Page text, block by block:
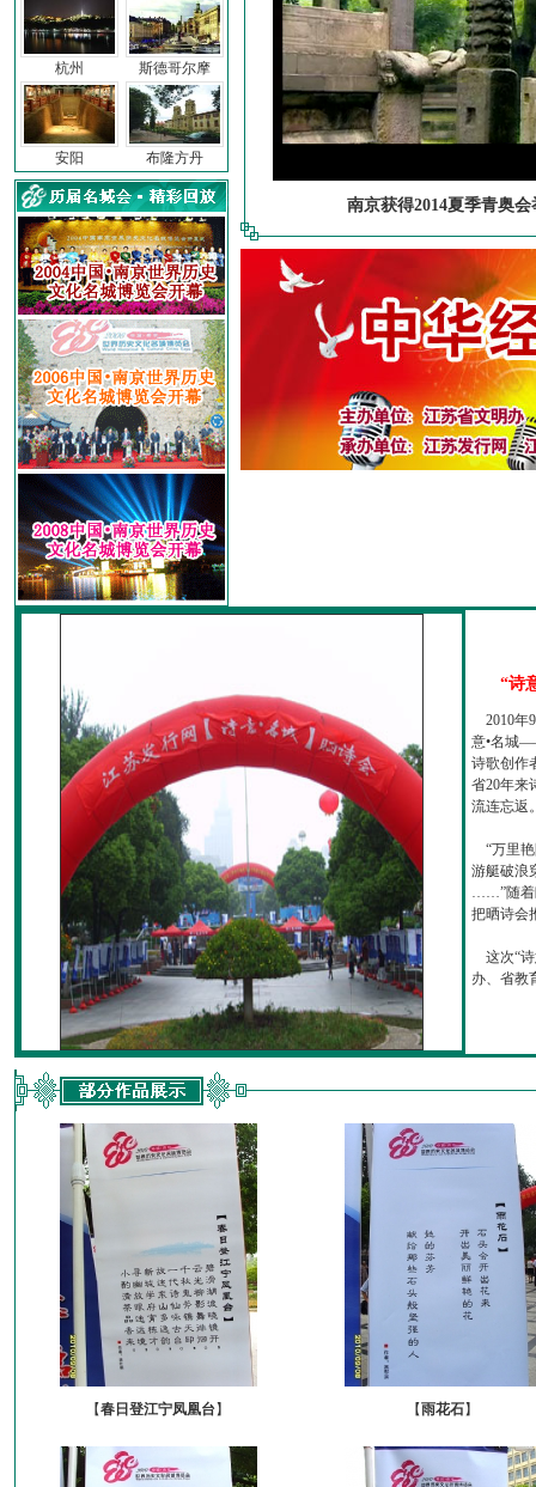
杭州
安阳
斯德哥尔摩
布隆方丹
南京获得2014夏季青奥会
“诗
2010年
意•名城
诗歌创作
省20年来
流连忘返
“万里艳
游艇破浪
……”随着
把晒诗会
这次“诗
办、省教
【春日登江宁凤凰台】 【雨花石】